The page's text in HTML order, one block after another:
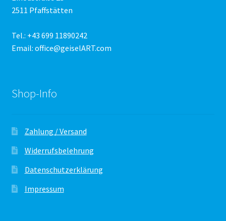
2511 Pfaffstätten
Tel.: +43 699 11890242
Email: office@geiselART.com
Shop-Info
Zahlung / Versand
Widerrufsbelehrung
Datenschutzerklärung
Impressum